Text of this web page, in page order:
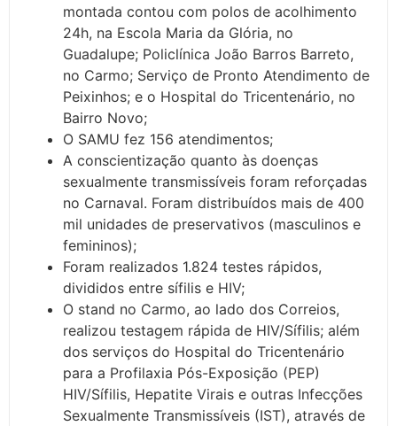
montada contou com polos de acolhimento
24h, na Escola Maria da Glória, no
Guadalupe; Policlínica João Barros Barreto,
no Carmo; Serviço de Pronto Atendimento de
Peixinhos; e o Hospital do Tricentenário, no
Bairro Novo;
O SAMU fez 156 atendimentos;
A conscientização quanto às doenças
sexualmente transmissíveis foram reforçadas
no Carnaval. Foram distribuídos mais de 400
mil unidades de preservativos (masculinos e
femininos);
Foram realizados 1.824 testes rápidos,
divididos entre sífilis e HIV;
O stand no Carmo, ao lado dos Correios,
realizou testagem rápida de HIV/Sífilis; além
dos serviços do Hospital do Tricentenário
para a Profilaxia Pós-Exposição (PEP)
HIV/Sífilis, Hepatite Virais e outras Infecções
Sexualmente Transmissíveis (IST), através de